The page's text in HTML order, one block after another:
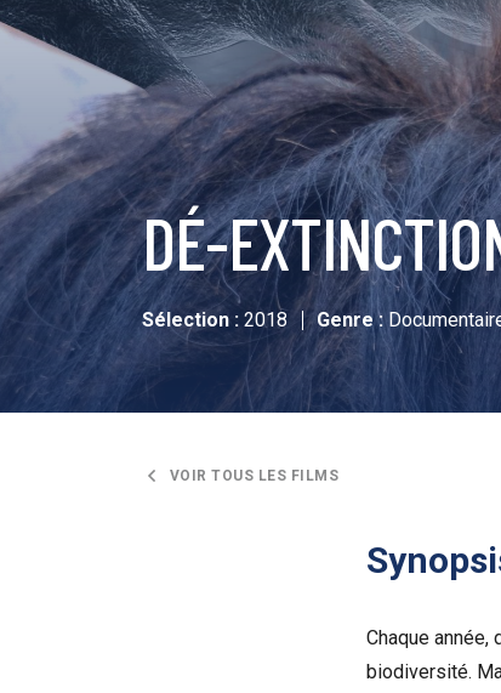
DÉ-
Sélection : 2018 Genre :
VOIR TOUS LES FILMS
Chaque
biodiversité.